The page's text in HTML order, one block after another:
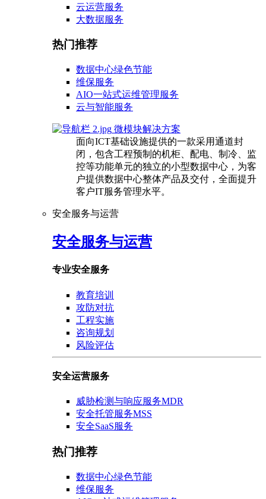
云运营服务
大数据服务
热门推荐
数据中心绿色节能
维保服务
AIO一站式运维管理服务
云与智能服务
微模块解决方案
面向ICT基础设施提供的一款采用通道封
闭，包含工程预制的机柜、配电、制冷、监
控等功能单元的独立的小型数据中心，为客
户提供数据中心整体产品及交付，全面提升
客户IT服务管理水平。
安全服务与运营
安全服务与运营
专业安全服务
教育培训
攻防对抗
工程实施
咨询规划
风险评估
安全运营服务
威胁检测与响应服务MDR
安全托管服务MSS
安全SaaS服务
热门推荐
数据中心绿色节能
维保服务